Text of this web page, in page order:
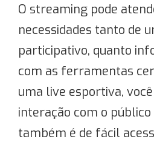
O streaming pode
necessidades tanto de
participativo, quanto
com as ferramentas
uma live esportiva,
interação com o público
também é de fácil